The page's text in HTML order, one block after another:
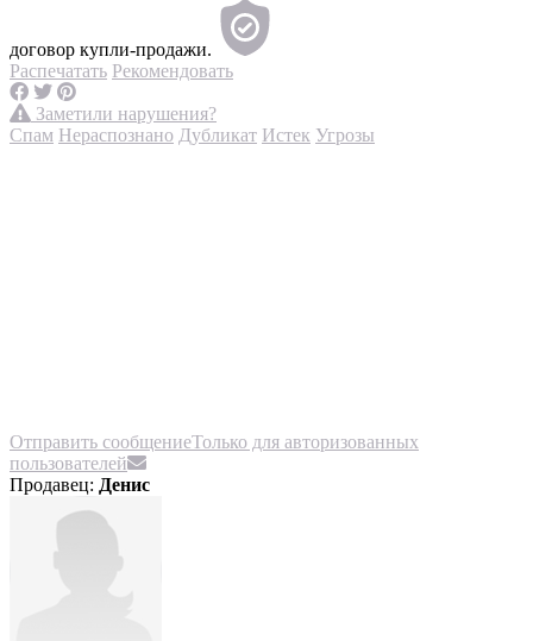
договор купли-продажи.
Распечатать Рекомендовать
Заметили нарушения?
Спам Нераспознано Дубликат Истек Угрозы
Отправить сообщениеТолько для авторизованных
пользователей
Продавец: Денис